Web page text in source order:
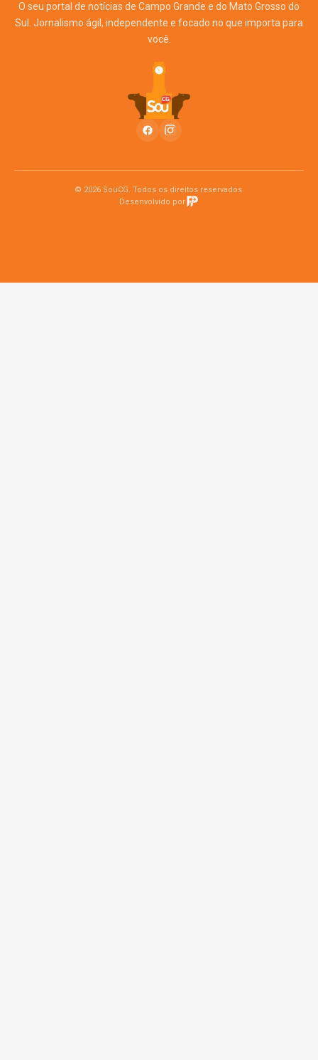
O seu portal de notícias de Campo Grande e do Mato Grosso do
Sul. Jornalismo ágil, independente e focado no que importa para
você.
© 2026 SouCG. Todos os direitos reservados.
Desenvolvido por